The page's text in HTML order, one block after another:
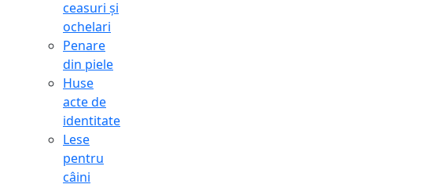
ceasuri și
ochelari
Penare
din piele
Huse
acte de
identitate
Lese
pentru
câini